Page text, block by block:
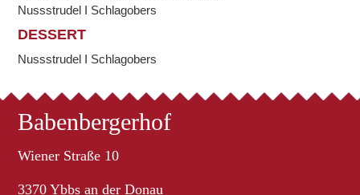
Nussstrudel I Schlagobers
DESSERT
Nussstrudel I Schlagobers
Babenbergerhof
Wiener Straße 10
3370 Ybbs an der Donau